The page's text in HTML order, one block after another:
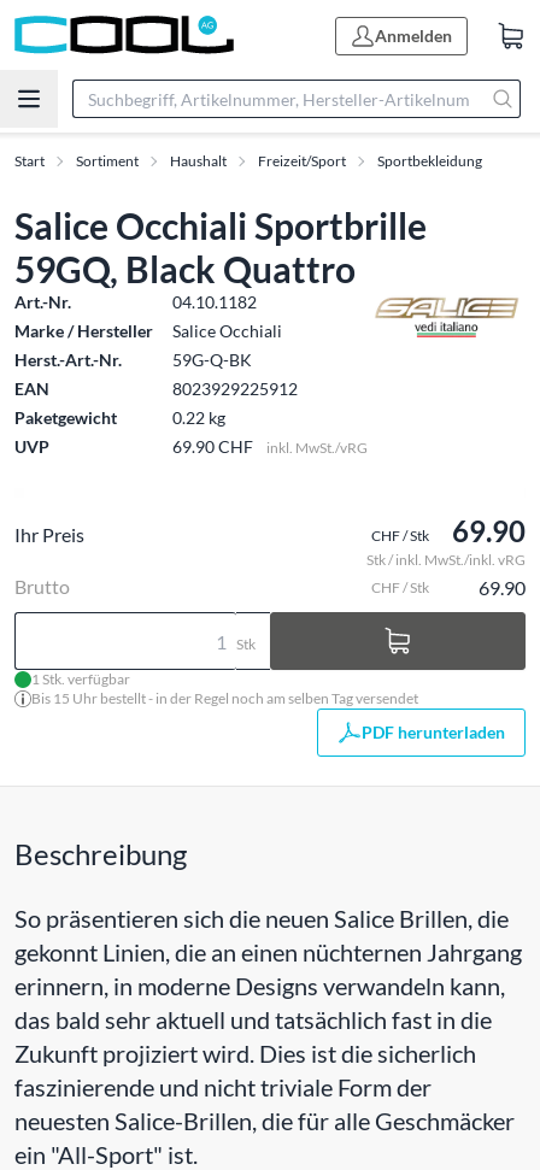
Anmelden
Start Sortiment Haushalt Freizeit/Sport Sportbekleidung
Salice Occhiali Sportbrille
59GQ, Black Quattro
Art.-Nr.
04.10.1182
Marke / Hersteller
Salice Occhiali
Herst.-Art.-Nr.
59G-Q-BK
EAN
8023929225912
Paketgewicht
0.22 kg
UVP
69.90 CHF inkl. MwSt./vRG
Ihr Preis CHF / Stk 69.90
Stk / inkl. MwSt./inkl. vRG
Brutto CHF / Stk 69.90
Stk
1 Stk. verfügbar
Bis 15 Uhr bestellt - in der Regel noch am selben Tag versendet
PDF herunterladen
Beschreibung
So präsentieren sich die neuen Salice Brillen, die
gekonnt Linien, die an einen nüchternen Jahrgang
erinnern, in moderne Designs verwandeln kann,
das bald sehr aktuell und tatsächlich fast in die
Zukunft projiziert wird. Dies ist die sicherlich
faszinierende und nicht triviale Form der
neuesten Salice-Brillen, die für alle Geschmäcker
ein "All-Sport" ist.